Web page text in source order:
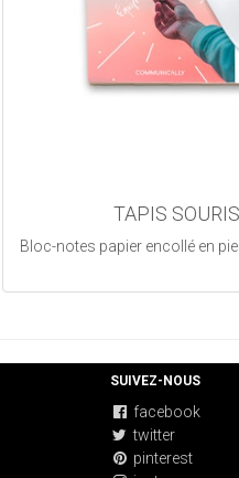
TAPIS
SUIVEZ-NOUS
facebook
twitter
pinterest